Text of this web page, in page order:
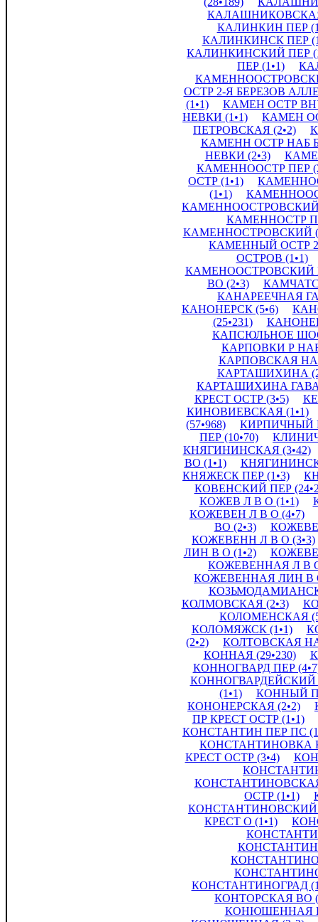
КАЛАШНИКОВСКАЯ
КАЛИНКИН ПЕР
КАЛИНКИНСК ПЕР
КАЛИНКИНСКИЙ ПЕР
ПЕР (1•1)
ОСТР 2-Я БЕРЕЗОВ
(1•1)
КАМЕН ОСТР
НЕВКИ (1•1)
КАМЕН
ПЕТРОВСКАЯ (2•2)
КАМЕНН ОСТР НАБ Б
НЕВКИ (2•3)
КАМЕННООСТР ПЕР
ОСТР (1•1)
(1•1)
КАМЕННООСТРОВСКИЙ
КАМЕННОСТР П
КАМЕННОСТРОВСКИЙ
КАМЕННЫЙ ОСТР 2
ОСТРОВ (1•1)
КАМЕНООСТРОВСКИЙ
ВО (2•3)
КАНАРЕЕЧНАЯ
КАНОНЕРСК (5•6)
(25•231)
КАПСЮЛЬНОЕ
КАРПОВКИ Р НАБ
КАРПОВСКАЯ
КАРТАШИХИНА
КАРТАШИХИНА
КРЕСТ ОСТР (3•5)
КИНОВИЕВСКАЯ (1•1)
(57•968)
КИРПИЧНЫЙ
ПЕР (10•70)
КНЯГИНИНСКАЯ (3•42)
ВО (1•1)
КНЯЖЕСК ПЕР (1•3)
КОВЕНСКИЙ ПЕР
КОЖЕВ Л В О (1•1)
КОЖЕВЕН Л В О (4•7)
ВО (2•3)
КОЖЕВЕНН Л В О (3•3)
ЛИН В О (1•2)
КОЖЕВЕННАЯ Л В О
КОЖЕВЕННАЯ ЛИН В
КОЗЬМОДАМИАНСК
КОЛМОВСКАЯ (2•3)
КОЛОМЕНСКАЯ
КОЛОМЯЖСК (1•1)
(2•2)
КОЛТОВСКАЯ
КОННАЯ (29•230)
КОННОГВАРД ПЕР
КОННОГВАРДЕЙСКИЙ
(1•1)
КОННЫЙ
КОНОНЕРСКАЯ (2•2)
ПР КРЕСТ ОСТР (1•1)
КОНСТАНТИН ПЕР ПС
КОНСТАНТИНОВКА
КРЕСТ ОСТР (3•4)
КОНСТАНТИНОВСКАЯ
ОСТР (1•1)
КОНСТАНТИНОВСКИЙ
КРЕСТ О (1•1)
КОНСТАНТИНОГРАД
КОНТОРСКАЯ ВО
КОНЮШЕННАЯ